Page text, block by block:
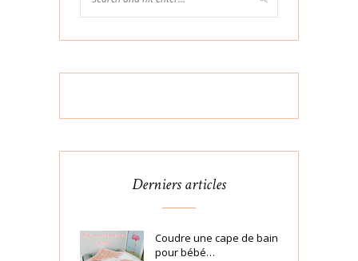
Derniers articles
Coudre une cape de bain
pour bébé…